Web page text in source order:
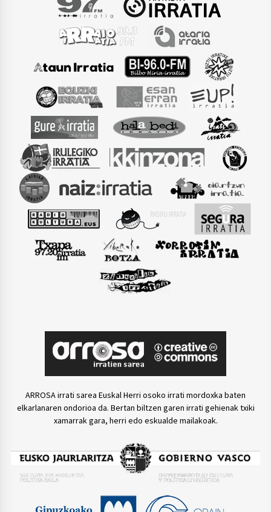
ARROSA irrati sarea Euskal Herri osoko irrati mordoxka baten
elkarlanaren ondorioa da. Bertan biltzen garen irrati gehienak txiki
xamarrak gara, herri edo eskualde mailakoak.